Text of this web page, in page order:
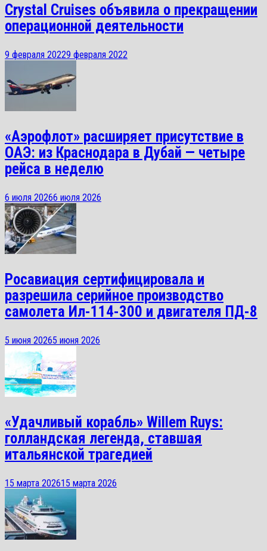
Crystal Cruises объявила о прекращении
операционной деятельности
9 февраля 20229 февраля 2022
«Аэрофлот» расширяет присутствие в
ОАЭ: из Краснодара в Дубай — четыре
рейса в неделю
6 июля 20266 июля 2026
Росавиация сертифицировала и
разрешила серийное производство
самолета Ил-114-300 и двигателя ПД-8
5 июня 20265 июня 2026
«Удачливый корабль» Willem Ruys:
голландская легенда, ставшая
итальянской трагедией
15 марта 202615 марта 2026